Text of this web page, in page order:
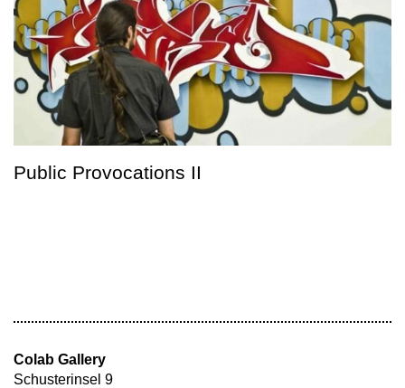
Public Provocations II
Colab Gallery
Schusterinsel 9